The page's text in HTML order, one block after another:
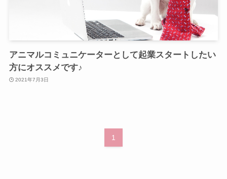
アニマルコミュニケーターとして起業スタートしたい
方にオススメです♪
2021年7月3日
1